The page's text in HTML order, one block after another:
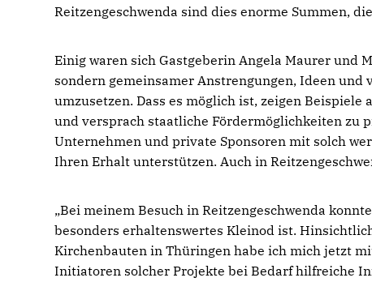
Reitzengeschwenda sind dies enorme Summen,
Einig waren sich Gastgeberin Angela Maurer und
sondern gemeinsamer Anstrengungen, Ideen
umzusetzen. Dass es möglich ist, zeigen
und versprach staatliche Fördermöglichkeiten zu
Unternehmen und private Sponsoren mit solch
Ihren Erhalt unterstützen. Auch in
Bei meinem Besuch in Reitzengeschwenda
besonders erhaltenswertes Kleinod ist.
Kirchenbauten in Thüringen habe ich mich jetzt
Initiatoren solcher Projekte bei Bedarf hilfreiche